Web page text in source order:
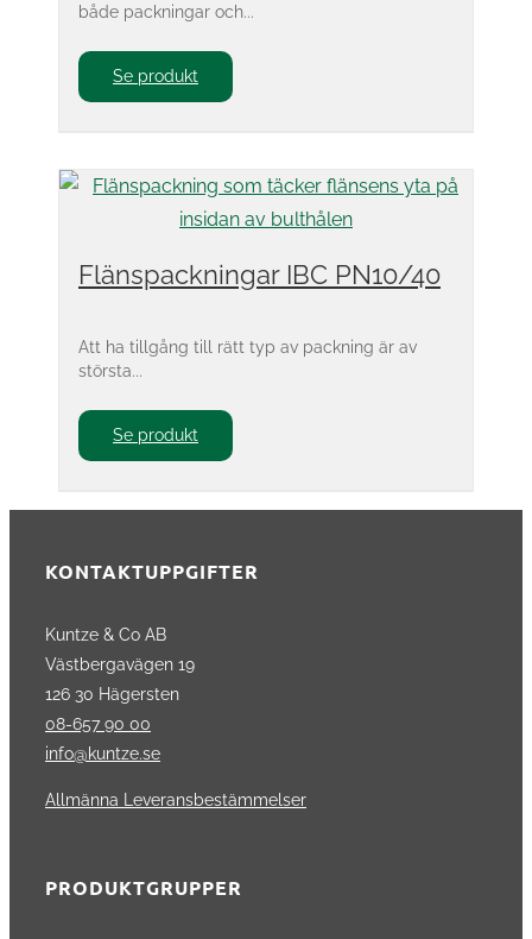
både packningar och...
Se produkt
Flänspackningar IBC PN10/40
Att ha tillgång till rätt typ av packning är av
största...
Se produkt
KONTAKTUPPGIFTER
Kuntze & Co AB
Västbergavägen 19
126 30 Hägersten
08-657 90 00
info@kuntze.se
Allmänna Leveransbestämmelser
PRODUKTGRUPPER